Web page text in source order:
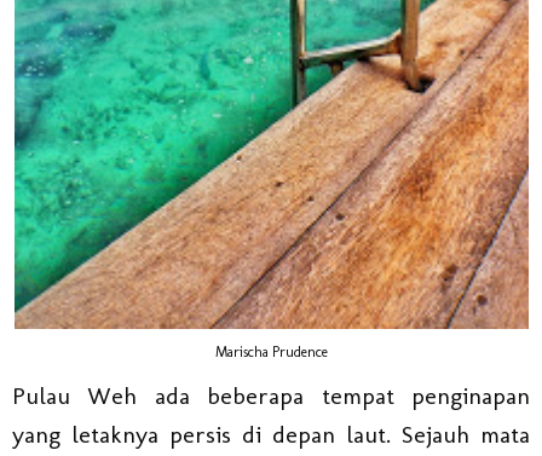
Marischa Prudence
Pulau Weh ada beberapa tempat penginapan
yang letaknya persis di depan laut. Sejauh mata